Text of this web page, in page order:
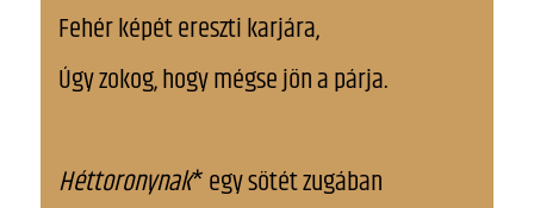
Fehér képét ereszti karjára,
Úgy zokog, hogy mégse jön a párja.
Héttoronynak* egy sötét zugában